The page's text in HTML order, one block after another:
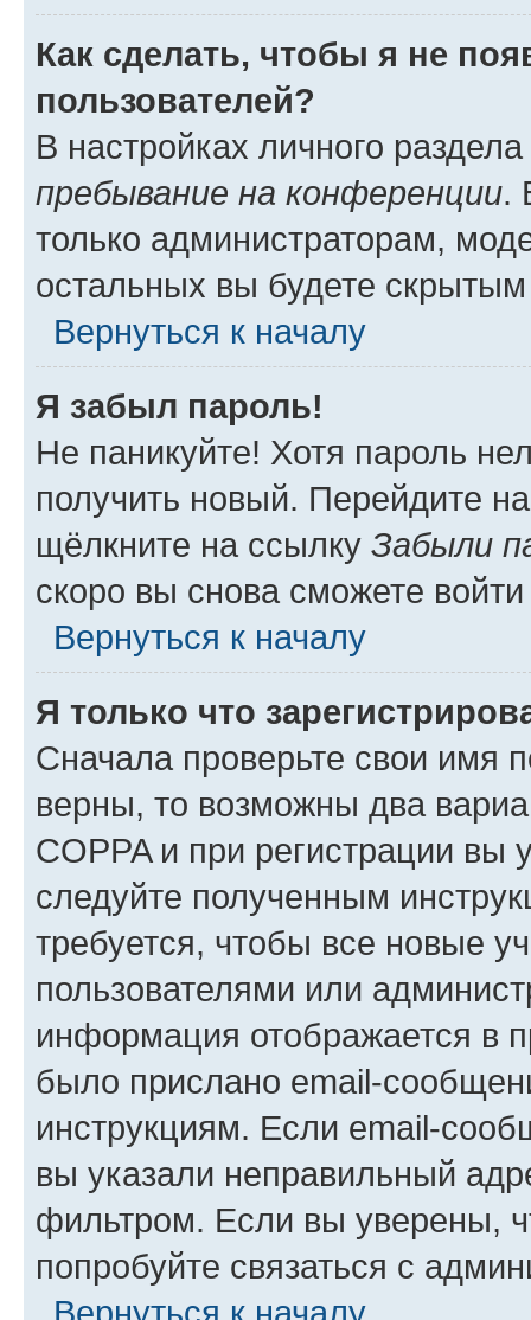
Как сделать, чтобы я не
пользователей?
В настройках личного
пребывание на конференции.
только администраторам,
остальных вы будете
Вернуться к началу
Я забыл пароль!
Не паникуйте! Хотя пароль
получить новый. Перейдите
щёлкните на ссылку Забыли
скоро вы снова сможете
Вернуться к началу
Я только что
Сначала проверьте свои имя
верны, то возможны два
COPPA и при регистрации вы
следуйте полученным
требуется, чтобы все новые
пользователями или
информация отображается в
было прислано email-
инструкциям. Если email-
вы указали неправильный
фильтром. Если вы уверены,
попробуйте связаться с
Вернуться к началу